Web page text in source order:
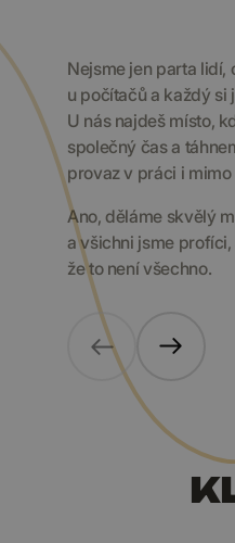
Nejsme jen parta lidí,
u počítačů a každý si
U nás najdeš místo,
společný čas a
provaz v práci i mimo
Ano, děláme skvělý
a všichni jsme profíci,
že to není všechno.